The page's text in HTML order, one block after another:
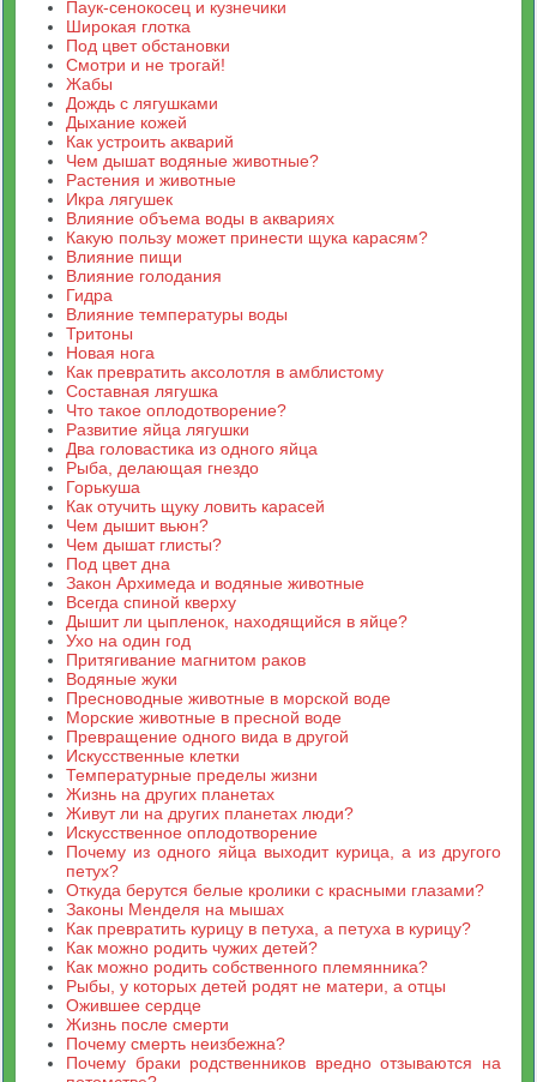
Паук-сенокосец и кузнечики
Широкая глотка
Под цвет обстановки
Смотри и не трогай!
Жабы
Дождь с лягушками
Дыхание кожей
Как устроить акварий
Чем дышат водяные животные?
Растения и животные
Икра лягушек
Влияние объема воды в аквариях
Какую пользу может принести щука карасям?
Влияние пищи
Влияние голодания
Гидра
Влияние температуры воды
Тритоны
Новая нога
Как превратить аксолотля в амблистому
Составная лягушка
Что такое оплодотворение?
Развитие яйца лягушки
Два головастика из одного яйца
Рыба, делающая гнездо
Горькуша
Как отучить щуку ловить карасей
Чем дышит вьюн?
Чем дышат глисты?
Под цвет дна
Закон Архимеда и водяные животные
Всегда спиной кверху
Дышит ли цыпленок, находящийся в яйце?
Ухо на один год
Притягивание магнитом раков
Водяные жуки
Пресноводные животные в морской воде
Морские животные в пресной воде
Превращение одного вида в другой
Искусственные клетки
Температурные пределы жизни
Жизнь на других планетах
Живут ли на других планетах люди?
Искусственное оплодотворение
Почему из одного яйца выходит курица, а из другого
петух?
Откуда берутся белые кролики с красными глазами?
Законы Менделя на мышах
Как превратить курицу в петуха, а петуха в курицу?
Как можно родить чужих детей?
Как можно родить собственного племянника?
Рыбы, у которых детей родят не матери, а отцы
Ожившее сердце
Жизнь после смерти
Почему смерть неизбежна?
Почему браки родственников вредно отзываются на